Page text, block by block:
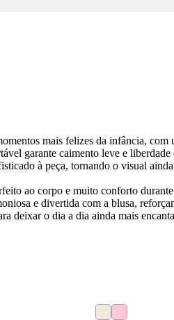
mais felizes da infância, com
garante caimento leve e
à peça, tornando o visual
ao corpo e muito conforto
e divertida com a blusa,
deixar o dia a dia ainda mais